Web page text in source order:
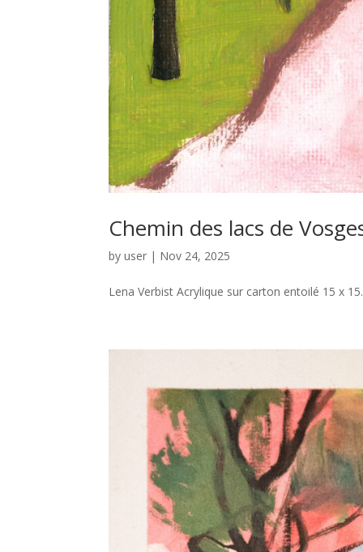
Chemin des lacs de
byuser | Nov 24, 2025
Lena Verbist Acrylique sur carton entoilé 15 x